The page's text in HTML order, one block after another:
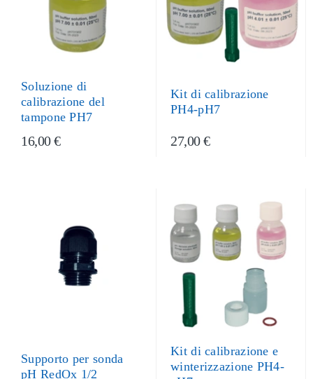
Soluzione di
calibrazione del
tampone PH7
16,00 €
Kit di calibrazione
PH4-pH7
27,00 €
Supporto per sonda
pH RedOx 1/2
Kit di calibrazione e
winterizzazione PH4-